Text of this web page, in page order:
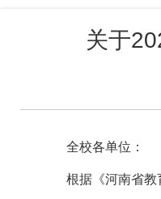
关于
全校各单位：
根据《河南省教育